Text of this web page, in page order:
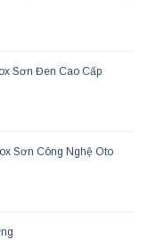
Sơn Đen Cao Cấp
Sơn Công Nghệ Oto